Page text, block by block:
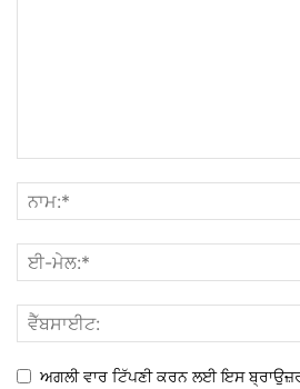
ਅਗਲੀ ਵਾਰ ਟਿੱਪਣੀ ਕਰਨ ਲਈ ਇਸ